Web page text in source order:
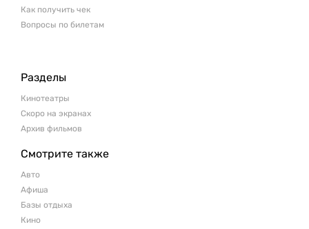
Как получить чек
Вопросы по билетам
Разделы
Кинотеатры
Скоро на экранах
Архив фильмов
Смотрите также
Авто
Афиша
Базы отдыха
Кино